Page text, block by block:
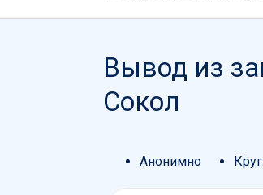
Вывод из
Сокол
Анонимно